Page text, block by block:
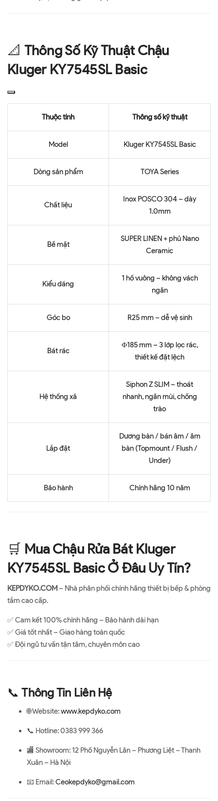
📐 Thông Số Kỹ Thuật Chậu
Kluger KY7545SL Basic
Thuộc tính Thông số kỹ thuật
Model Kluger KY7545SL Basic
Dòng sản phẩm TOYA Series
Chất liệu
Inox POSCO 304 – dày
1.0mm
Bề mặt
SUPER LINEN + phủ Nano
Ceramic
Kiểu dáng
1 hố vuông – không vách
ngăn
Góc bo R25 mm – dễ vệ sinh
Bát rác
Φ185 mm – 3 lớp lọc rác,
thiết kế đặt lệch
Hệ thống xả
Siphon Z SLIM – thoát
nhanh, ngăn mùi, chống
trào
Lắp đặt
Dương bàn / bán âm / âm
bàn (Topmount / Flush /
Under)
Bảo hành Chính hãng 10 năm
🛒 Mua Chậu Rửa Bát Kluger
KY7545SL Basic Ở Đâu Uy Tín?
KEPDYKO.COM– Nhà phân phối chính hãng thiết bị bếp & phòng
tắm cao cấp.
✅ Cam kết 100% chính hãng – Bảo hành dài hạn
✅ Giá tốt nhất – Giao hàng toàn quốc
✅ Đội ngũ tư vấn tận tâm, chuyên môn cao
📞Thông Tin Liên Hệ
🌐 Website:www.kepdyko.com
📞 Hotline: 0383 999 366
🏬 Showroom: 12 Phố Nguyễn Lân – Phương Liệt – Thanh
Xuân – Hà Nội
📧 Email:Ceokepdyko@gmail.com